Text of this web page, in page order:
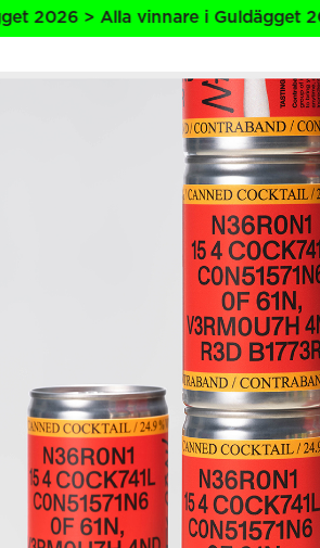
i Guldägget 2026 > Alla